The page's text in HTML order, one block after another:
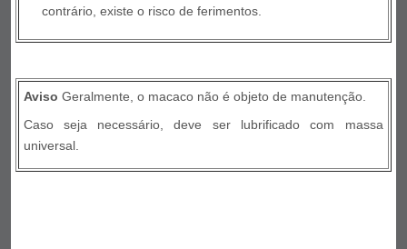
contrário, existe o risco de ferimentos.
Aviso Geralmente, o macaco não é objeto de manutenção.
Caso seja necessário, deve ser lubrificado com massa
universal.